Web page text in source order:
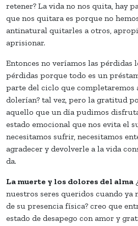
retener? La vida no nos quita, hay
que nos quitara es porque no
antinatural quitarles a otros,
aprisionar.
Entonces no veríamos las pérdidas
pérdidas porque todo es un
parte del ciclo que completaremos
dolerían? tal vez, pero la gratitud
aquello que un día pudimos
estado emocional que nos evita el
necesitamos sufrir, necesitamos
agradecer y devolverle a la vida
da.
La muerte y los dolores del alma
nuestros seres queridos cuando ya
de su presencia física? creo que
estado de desapego con amor y